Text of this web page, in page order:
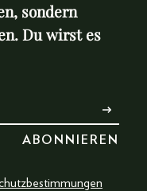
sondern
Du wirst es